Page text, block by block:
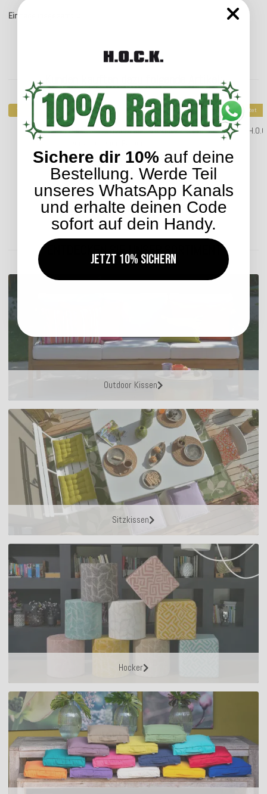
Einträge insgesamt: 3
Kunden kauften dazu folgende Artikel:
Top bewertet
H.O.C.K. Caribe Outdoor Sitzkissen CLOU 40x40x5cm in
29,99 € *
Lieferzeit: ca. 2-4 Werktage
Top bewertet
ENTDECKEN SIE UNSER SORTIMENT
Outdoor Kissen
Sitzkissen
Hocker
Sichere dir 10% auf deine
Bestellung. Werde Teil
unseres WhatsApp Kanals
und erhalte deinen Code
sofort auf dein Handy.
Jetzt 10% sichern